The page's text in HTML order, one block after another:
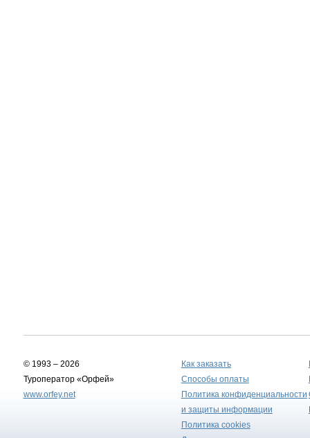
© 1993 – 2026
Туроператор «Орфей»
www.orfey.net
Как заказать
Способы оплаты
Политика конфиденциальности
и защиты информации
Политика cookies